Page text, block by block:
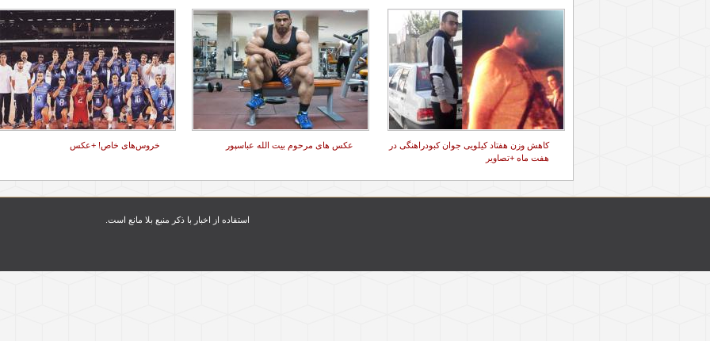
کاهش وزن هفتاد کیلویی جوان کبودراهنگی در
هفت ماه +تصاویر
عکس های مرحوم بیت الله عباسپور خروس‌های خاص! +عکس
استفاده از اخبار با ذکر منبع بلا مانع است.